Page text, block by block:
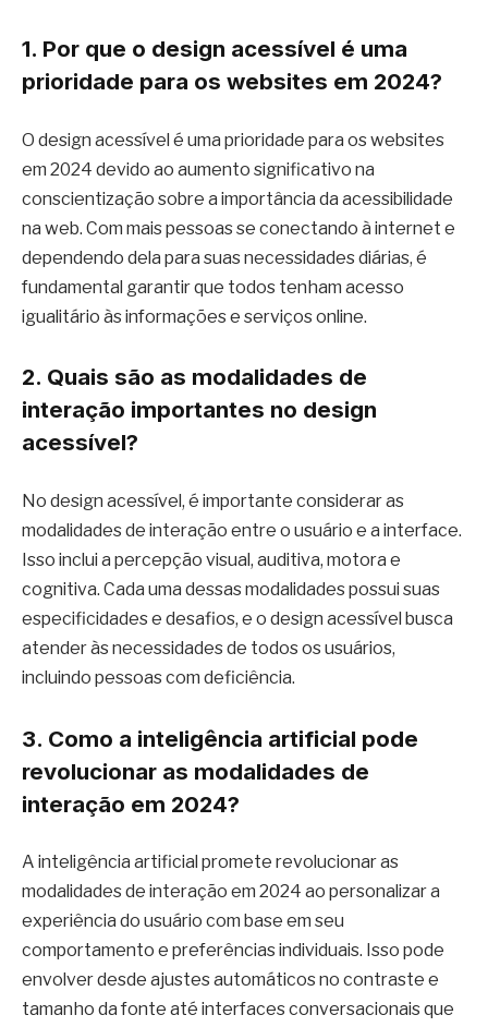
1. Por que o design acessível é uma
prioridade para os websites em 2024?
O design acessível é uma prioridade para os websites
em 2024 devido ao aumento significativo na
conscientização sobre a importância da acessibilidade
na web. Com mais pessoas se conectando à internet e
dependendo dela para suas necessidades diárias, é
fundamental garantir que todos tenham acesso
igualitário às informações e serviços online.
2. Quais são as modalidades de
interação importantes no design
acessível?
No design acessível, é importante considerar as
modalidades de interação entre o usuário e a interface.
Isso inclui a percepção visual, auditiva, motora e
cognitiva. Cada uma dessas modalidades possui suas
especificidades e desafios, e o design acessível busca
atender às necessidades de todos os usuários,
incluindo pessoas com deficiência.
3. Como a inteligência artificial pode
revolucionar as modalidades de
interação em 2024?
A inteligência artificial promete revolucionar as
modalidades de interação em 2024 ao personalizar a
experiência do usuário com base em seu
comportamento e preferências individuais. Isso pode
envolver desde ajustes automáticos no contraste e
tamanho da fonte até interfaces conversacionais que